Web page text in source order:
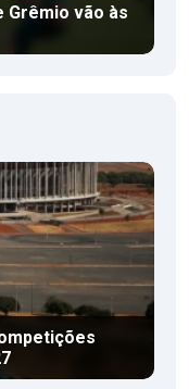
Grêmio vão às